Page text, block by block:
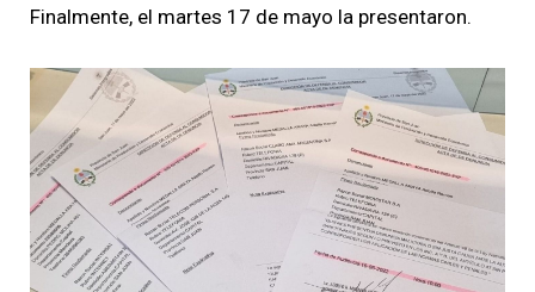
Finalmente, el martes 17 de mayo la presentaron.